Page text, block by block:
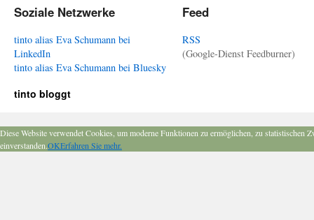
Soziale Netzwerke
tinto alias Eva Schumann bei
LinkedIn
tinto alias Eva Schumann bei Bluesky
Feed
RSS
(Google-Dienst Feedburner)
tinto bloggt
Diese Website verwendet Cookies, um moderne Funktionen zu ermöglichen, zu
einverstanden.OKErfahren Sie mehr.